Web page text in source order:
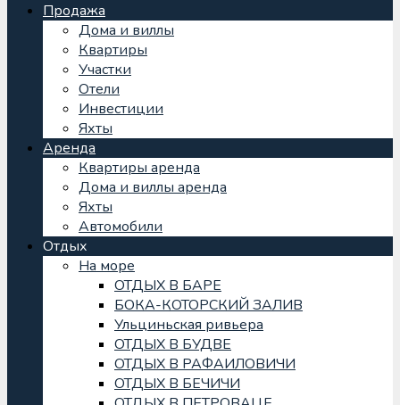
Продажа
Дома и виллы
Квартиры
Участки
Отели
Инвестиции
Яхты
Аренда
Квартиры аренда
Дома и виллы аренда
Яхты
Автомобили
Отдых
На море
ОТДЫХ В БАРЕ
БОКА-КОТОРСКИЙ ЗАЛИВ
Ульциньская ривьера
ОТДЫХ В БУДВЕ
ОТДЫХ В РАФАИЛОВИЧИ
ОТДЫХ В БЕЧИЧИ